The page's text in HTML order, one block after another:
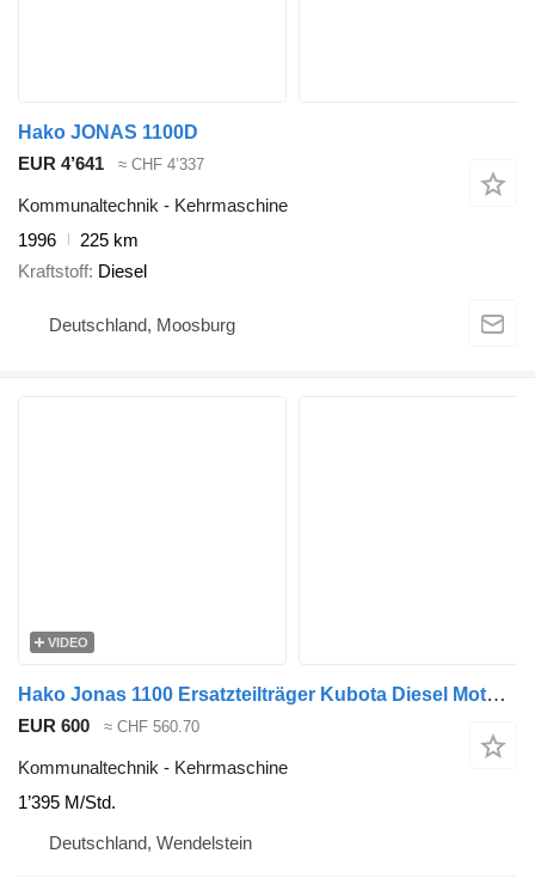
Hako JONAS 1100D
EUR 4’641
≈ CHF 4’337
Kommunaltechnik - Kehrmaschine
1996
225 km
Kraftstoff Diesel
Deutschland, Moosburg
VIDEO
Hako Jonas 1100 Ersatzteilträger Kubota Diesel Motor spareparts
EUR 600 ≈ CHF 560.70
Kommunaltechnik - Kehrmaschine
1’395 M/Std.
Deutschland, Wendelstein